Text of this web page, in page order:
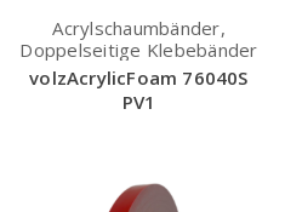
Acrylschaumbänder,
Doppelseitige Klebebänder
volzAcrylicFoam 76040S
PV1